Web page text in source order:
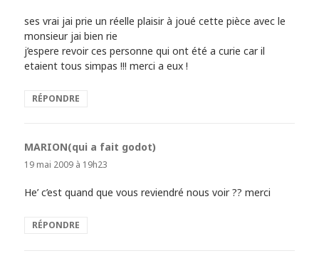
ses vrai jai prie un réelle plaisir à joué cette pièce avec le
monsieur jai bien rie
j’espere revoir ces personne qui ont été a curie car il
etaient tous simpas !!! merci a eux !
RÉPONDRE
MARION(qui a fait godot)
19 mai 2009 à 19h23
He’ c’est quand que vous reviendré nous voir ?? merci
RÉPONDRE